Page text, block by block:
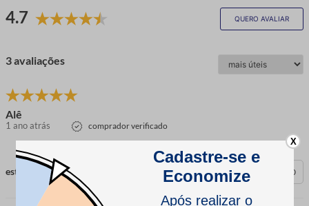
4.7
QUERO AVALIAR
3 avaliações
Alê
1 ano atrás comprador verificado
esta avaliação foi útil? 0 0
X